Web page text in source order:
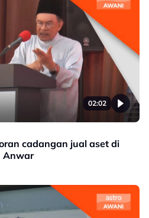
02:02
cadangan jual aset di
Anwar